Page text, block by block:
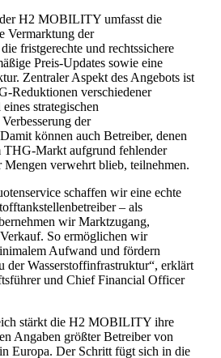
H2 MOBILITY umfasst die
Vermarktung der
fristgerechte und rechtssichere
Preis-Updates sowie eine
Zentraler Aspekt des Angebots ist
Reduktionen verschiedener
strategischen
der
können auch Betreiber, denen
THG-Markt aufgrund fehlender
Mengen verwehrt blieb, teilnehmen.
schaffen wir eine echte
– als
wir Marktzugang,
So ermöglichen wir
Aufwand und fördern
der Wasserstoffinfrastruktur“, erklärt
und Chief Financial Officer
stärkt die H2 MOBILITY ihre
Angaben größter Betreiber von
Europa. Der Schritt fügt sich in die